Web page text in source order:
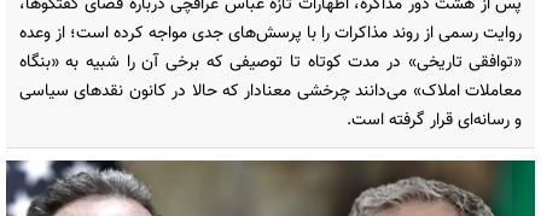
روایت رسمی از روند مذاکرات را با پرسش‌های جدی مواجه کرده است؛ از وعده
«توافقی تاریخی» در مدت کوتاه تا توصیفی که برخی آن را شبیه به «بنگاه
معاملات املاک» می‌دانند چرخشی معنادار که حالا در کانون نقدهای سیاسی
و رسانه‌ای قرار گرفته است.